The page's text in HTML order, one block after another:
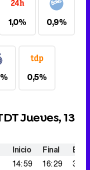
1,0% 0,9%
0,5%
Jueves, 13
Inicio Final
14:59 16:29